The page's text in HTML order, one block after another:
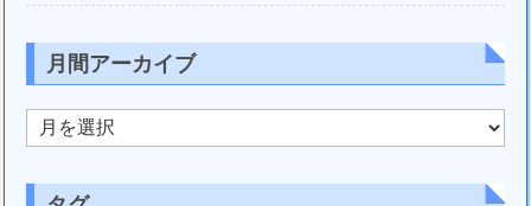
月間アーカイブ
月
間
ア